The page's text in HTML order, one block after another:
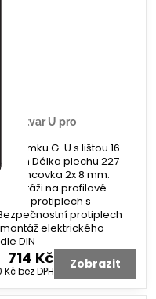
tvar U pro
zámku G-U s lištou 16
mm Délka plechu 227
Koncovka 2x 8 mm.
na profilové
protiplech s
protiplech
elektrického
DIN
714 Kč
Kčbez DPH Zobrazit